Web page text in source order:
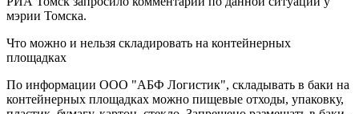
мэрии Томска.
Что можно и нельзя складировать на контейнерных
площадках
По информации ООО "АБФ Логистик", складывать в баки на
контейнерных площадках можно пищевые отходы, упаковку,